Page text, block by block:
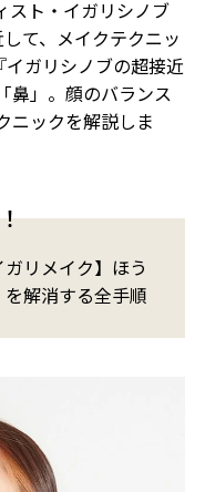
スト・イガリシノブ
て、メイクテクニッ
ガリシノブの超接近
鼻」。顔のバランス
ニックを解説しま
リメイク】ほう
解消する全手順